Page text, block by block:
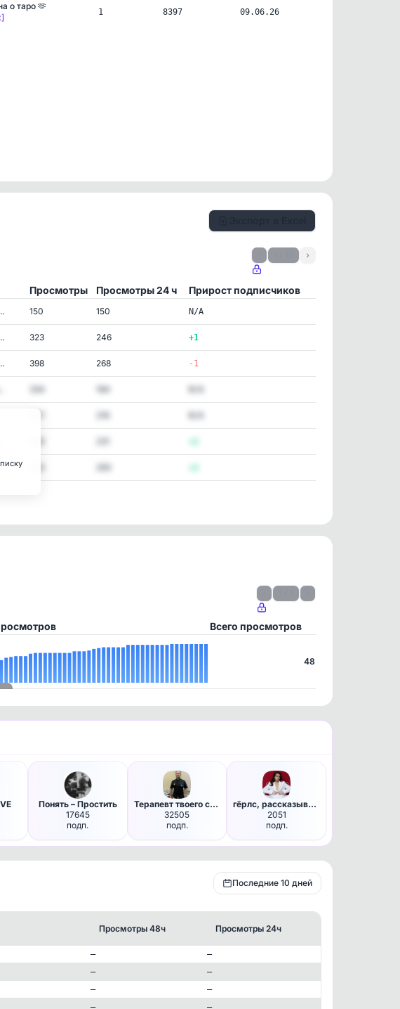
о таро 🫶
1 8397 09.06.26
›
Просмотры Просмотры 24 ч Прирост подписчиков
150 150 N/A
323 246 +1
398 268 -1
347
Всего просмотров
48
Понять – Простить
17645
подп.
Терапевт твоего сердца
32505
подп.
гёрлс, рассказываю
2051
подп.
Последние 10 дней
Просмотры 48ч Просмотры 24ч
—
—
—
—
—
—